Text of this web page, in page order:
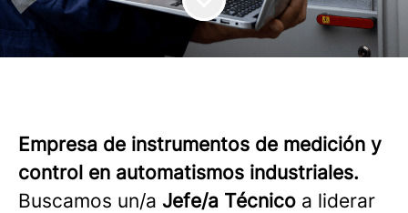
Empresa de instrumentos de medición y
control en automatismos industriales.
Buscamos un/a Jefe/a Técnico a liderar